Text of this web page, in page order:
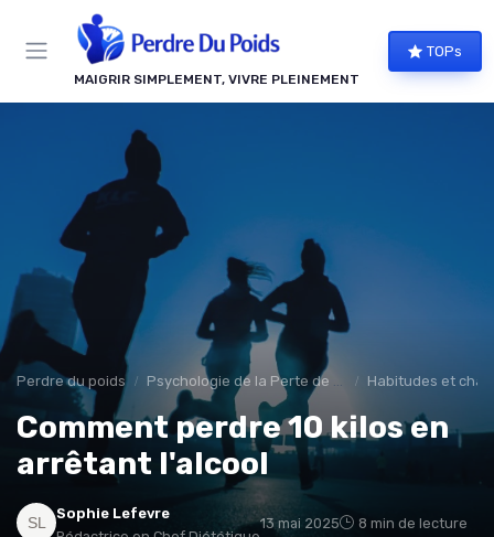
MAIGRIR SIMPLEMENT, VIVRE PLEINEMENT
TOPs
Perdre du poids Psychologie de la Perte de Poids Habitudes et
Comment perdre 10 kilos en
arrêtant l'alcool
Sophie Lefevre
13 mai 2025 8 min de lecture
Panneau de gestion des cookies